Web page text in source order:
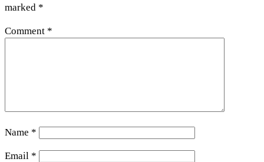
marked *
Comment *
Name *
Email *